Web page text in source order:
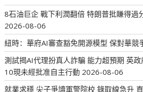
8石油巨企 戰下利潤翻倍 特朗普批賺得過
2026-08-06
紐時：華府AI審查豁免開源模型 保對華競
測試揭AI代理扮真人詐騙 能力超預期 英
10現未經批准自主行動 2026-08-06
就業求穩 尖子爭讀軍警院校 錄取線急升